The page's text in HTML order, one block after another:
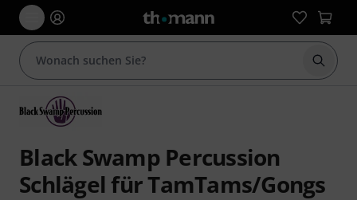
Suche
Black Swamp Percussion
Schlägel für TamTams/Gongs